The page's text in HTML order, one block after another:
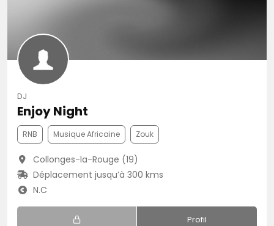
DJ
Enjoy Night
RNB Musique Africaine Zouk
Collonges-la-Rouge (19)
Déplacement jusqu’à 300 kms
N.C
Profil